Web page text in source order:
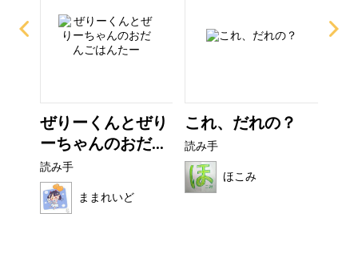
ぜりーくんとぜり
ーちゃんのおだ...
読み手
ままれいど
これ、だれの？
読み手
ほこみ